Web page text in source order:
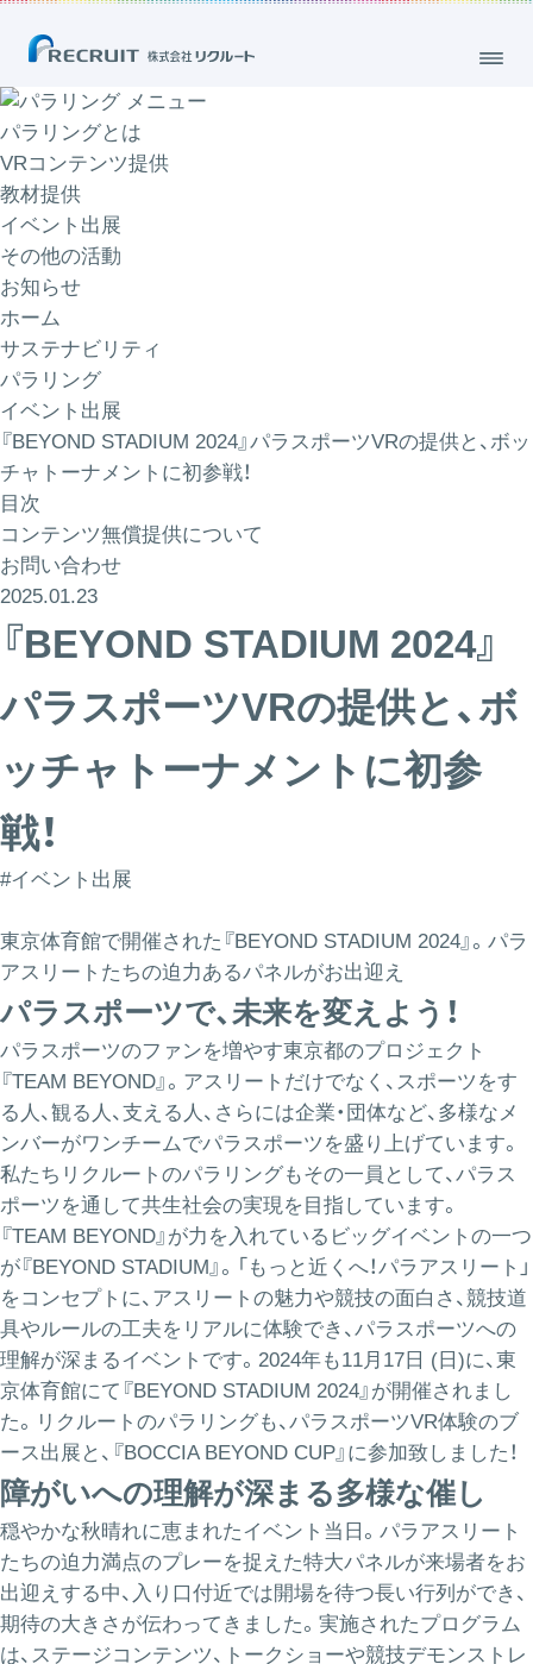
メニュー
パラリングとは
VRコンテンツ提供
教材提供
イベント出展
その他の活動
お知らせ
ホーム
サステナビリティ
パラリング
イベント出展
『BEYOND STADIUM 2024』パラスポーツVRの提供と、ボッ
チャトーナメントに初参戦！
目次
コンテンツ無償提供について
お問い合わせ
2025.01.23
『BEYOND STADIUM 2024』
パラスポーツVRの提供と、ボ
ッチャトーナメントに初参
戦！
#イベント出展
東京体育館で開催された『BEYOND STADIUM 2024』。パラ
アスリートたちの迫力あるパネルがお出迎え
パラスポーツで、未来を変えよう！
パラスポーツのファンを増やす東京都のプロジェクト
『TEAM BEYOND』。アスリートだけでなく、スポーツをす
る人、観る人、支える人、さらには企業・団体など、多様なメ
ンバーがワンチームでパラスポーツを盛り上げています。
私たちリクルートのパラリングもその一員として、パラス
ポーツを通して共生社会の実現を目指しています。
『TEAM BEYOND』が力を入れているビッグイベントの一つ
が『BEYOND STADIUM』。「もっと近くへ！パラアスリート」
をコンセプトに、アスリートの魅力や競技の面白さ、競技道
具やルールの工夫をリアルに体験でき、パラスポーツへの
理解が深まるイベントです。2024年も11月17日 (日)に、東
京体育館にて『BEYOND STADIUM 2024』が開催されまし
た。リクルートのパラリングも、パラスポーツVR体験のブ
ース出展と、『BOCCIA BEYOND CUP』に参加致しました！
障がいへの理解が深まる多様な催し
穏やかな秋晴れに恵まれたイベント当日。パラアスリート
たちの迫力満点のプレーを捉えた特大パネルが来場者をお
出迎えする中、入り口付近では開場を待つ長い行列ができ、
期待の大きさが伝わってきました。実施されたプログラム
は、ステージコンテンツ、トークショーや競技デモンストレ